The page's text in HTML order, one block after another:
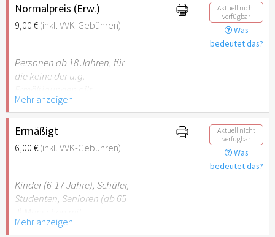
Normalpreis (Erw.)
9,00 €(inkl. VVK-Gebühren)
Aktuell nicht
verfügbar
Was
bedeutet das?
Personen ab 18 Jahren, für
die keine der u.g.
Mehr anzeigen
Ermäßigt
6,00 €(inkl. VVK-Gebühren)
Aktuell nicht
verfügbar
Was
bedeutet das?
Kinder (6-17 Jahre), Schüler,
Studenten, Senioren (ab 65
Behinderung (ab 50%),
Mehr anzeigen